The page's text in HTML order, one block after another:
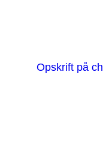
Opskrift på